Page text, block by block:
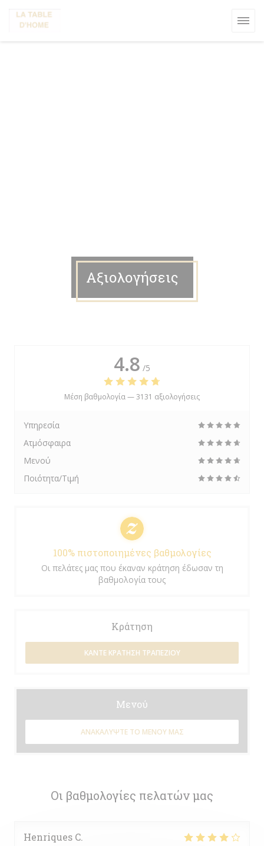
Αξιολογήσεις
Οι βαθμολογίες πελατών μας
Henriques C
4.8 /5
Μέση βαθμολογία —3131 αξιολογήσεις
Υπηρεσία
Ατμόσφαιρα
Μενού
Ποιότητα/Τιμή
100% πιστοποιημένες βαθμολογίες
Οι πελάτες μας που έκαναν κράτηση έδωσαν τη
βαθμολογία τους
Κράτηση
ΚΆΝΤΕ ΚΡΆΤΗΣΗ ΤΡΑΠΕΖΙΟΎ
Μενού
ΑΝΑΚΑΛΎΨΤΕ ΤΟ ΜΕΝΟΎ ΜΑΣ